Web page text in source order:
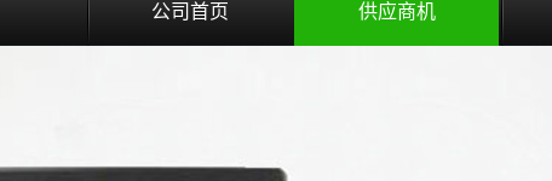
公司首页 供应商机